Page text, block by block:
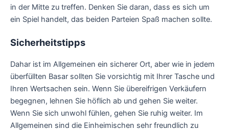
in der Mitte zu treffen. Denken Sie daran, dass es sich um
ein Spiel handelt, das beiden Parteien Spaß machen sollte.
Sicherheitstipps
Dahar ist im Allgemeinen ein sicherer Ort, aber wie in jedem
überfüllten Basar sollten Sie vorsichtig mit Ihrer Tasche und
Ihren Wertsachen sein. Wenn Sie übereifrigen Verkäufern
begegnen, lehnen Sie höflich ab und gehen Sie weiter.
Wenn Sie sich unwohl fühlen, gehen Sie ruhig weiter. Im
Allgemeinen sind die Einheimischen sehr freundlich zu